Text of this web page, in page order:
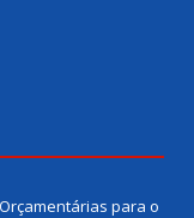
para o